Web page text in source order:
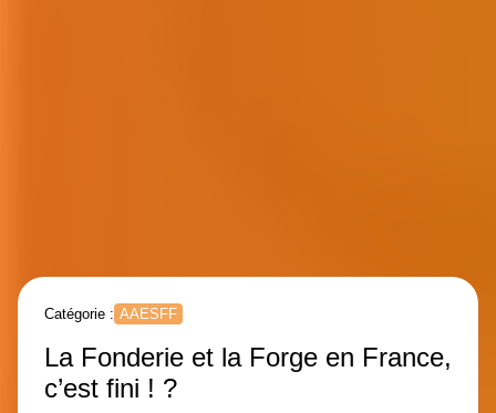
Catégorie : AAESFF
La Fonderie et la Forge en France,
c’est fini ! ?